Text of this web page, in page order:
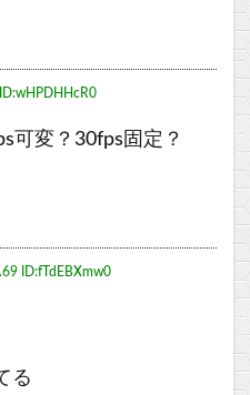
可変？30fps固定？
ID:fTdEBXmw0
る